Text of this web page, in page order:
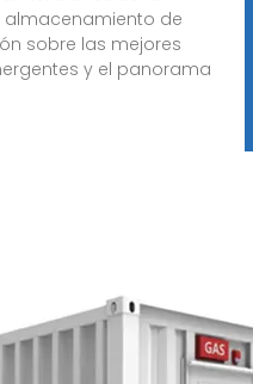
almacenamiento de
sobre las mejores
y el panorama